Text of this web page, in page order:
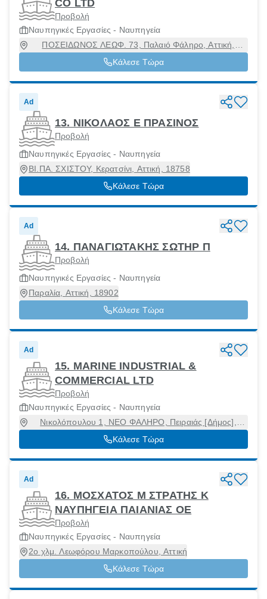
CO LTD
Προβολή
Ναυπηγικές Εργασίες - Ναυπηγεία
ΠΟΣΕΙΔΩΝΟΣ ΛΕΩΦ. 73, Παλαιό Φάληρο, Αττική,
17562
Κάλεσε Τώρα
Ad
13. ΝΙΚΟΛΑΟΣ Ε ΠΡΑΣΙΝΟΣ
Προβολή
Ναυπηγικές Εργασίες - Ναυπηγεία
ΒΙ.ΠΑ. ΣΧΙΣΤΟΥ, Κερατσίνι, Αττική, 18758
Κάλεσε Τώρα
Ad
14. ΠΑΝΑΓΙΩΤΑΚΗΣ ΣΩΤΗΡ Π
Προβολή
Ναυπηγικές Εργασίες - Ναυπηγεία
Παραλία, Αττική, 18902
Κάλεσε Τώρα
Ad
15. MARINE INDUSTRIAL &
COMMERCIAL LTD
Προβολή
Ναυπηγικές Εργασίες - Ναυπηγεία
Νικολόπουλου 1, ΝΕΟ ΦΑΛΗΡΟ, Πειραιάς [Δήμος],
Αττική, 18547
Κάλεσε Τώρα
Ad
16. ΜΟΣΧΑΤΟΣ Μ ΣΤΡΑΤΗΣ Κ
ΝΑΥΠΗΓΕΙΑ ΠΑΙΑΝΙΑΣ ΟΕ
Προβολή
Ναυπηγικές Εργασίες - Ναυπηγεία
2ο χλμ. Λεωφόρου Μαρκοπούλου, Αττική
Κάλεσε Τώρα